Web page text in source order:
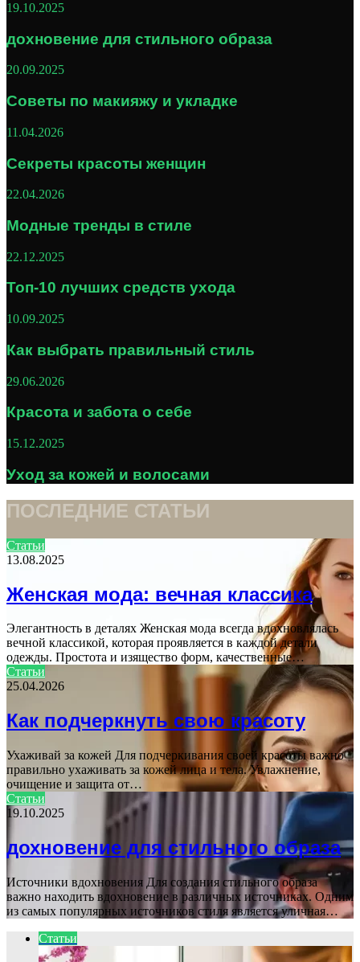
19.10.2025
дохновение для стильного образа
20.09.2025
Советы по макияжу и укладке
11.04.2026
Секреты красоты женщин
22.04.2026
Модные тренды в стиле
22.12.2025
Топ-10 лучших средств ухода
10.09.2025
Как выбрать правильный стиль
29.06.2026
Красота и забота о себе
15.12.2025
Уход за кожей и волосами
ПОСЛЕДНИЕ СТАТЬИ
Статьи
13.08.2025
Женская мода: вечная классика
Элегантность в деталях Женская мода всегда вдохновлялась
вечной классикой, которая проявляется в каждой детали
одежды. Простота и изящество форм, качественные…
Статьи
25.04.2026
Как подчеркнуть свою красоту
Ухаживай за кожей Для подчеркивания своей красоты важно
правильно ухаживать за кожей лица и тела. Увлажнение,
очищение и защита от…
Статьи
19.10.2025
дохновение для стильного образа
Источники вдохновения Для создания стильного образа
важно находить вдохновение в различных источниках. Одним
из самых популярных источников стиля является уличная…
Статьи